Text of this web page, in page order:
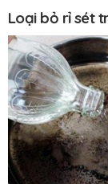
Loại bỏ rỉ sét